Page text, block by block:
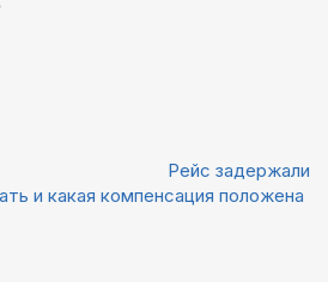
Рейс задержали
и какая компенсация положена